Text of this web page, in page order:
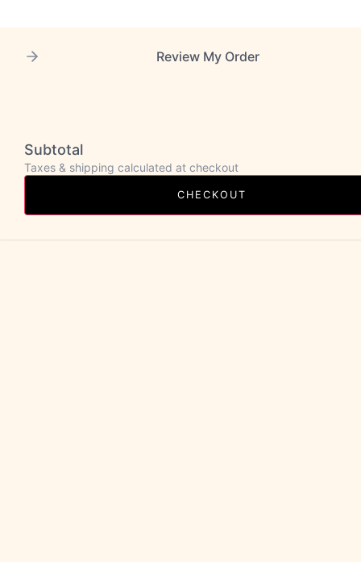
Review My Order
Subtotal
Taxes & shipping calculated at checkout
CHECKOUT